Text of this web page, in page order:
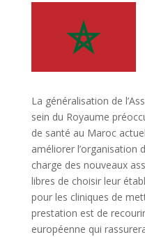
La généralisation de
sein du Royaume
de santé au Maroc
améliorer l’organisation
charge des nouveaux
libres de choisir leur
pour les cliniques de
prestation est de
européenne qui